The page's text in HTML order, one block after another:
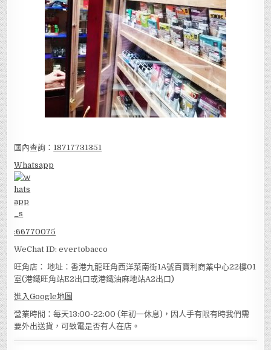
國內查詢： 18717731351
Whatsapp
:66770075
WeChat ID: evertobacco
旺角店： 地址：香港九龍旺角西洋菜南街1A號百寶利商業中心22樓01
室(港鐵旺角站E2出口或港鐵油麻地站A2出口)
進入Google地圖
營業時間：每天13:00-22:00 (年初一休息)，因人手有限有時我們需
要外出送貨，可致電是否有人在店。